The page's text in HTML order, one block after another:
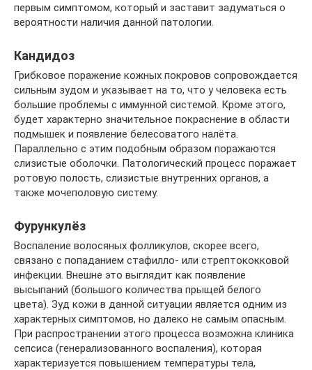
первым симптомом, который и заставит задуматься о
вероятности наличия данной патологии.
Кандидоз
Грибковое поражение кожных покровов сопровождается
сильным зудом и указывает на то, что у человека есть
большие проблемы с иммунной системой. Кроме этого,
будет характерно значительное покраснение в области
подмышек и появление белесоватого налёта.
Параллельно с этим подобным образом поражаются
слизистые оболочки. Патологический процесс поражает
ротовую полость, слизистые внутренних органов, а
также мочеполовую систему.
Фурункулёз
Воспаление волосяных фолликулов, скорее всего,
связано с попаданием стафилло- или стрептококковой
инфекции. Внешне это выглядит как появление
высыпаний (большого количества прыщей белого
цвета). Зуд кожи в данной ситуации является одним из
характерных симптомов, но далеко не самым опасным.
При распространении этого процесса возможна клиника
сепсиса (генерализованного воспаления), которая
характеризуется повышением температуры тела,